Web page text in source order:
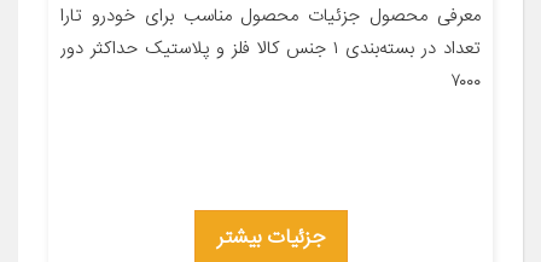
معرفی محصول جزئیات محصول مناسب برای خودرو تارا
تعداد در بسته‌بندی ۱ جنس کالا فلز و پلاستیک حداکثر دور
۷۰۰۰
جزئیات بیشتر